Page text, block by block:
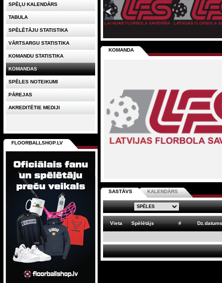
KOMANDA
SASTĀVS KALENDĀRS
Vieta Spēlētājs # Dz.datums
SPĒĻU KALENDĀRS
TABULA
SPĒLĒTĀJU STATISTIKA
VĀRTSARGU STATISTIKA
KOMANDU STATISTIKA
KOMANDAS
SPĒLES NOTEIKUMI
PĀREJAS
AKREDITĒTIE MEDIJI
FLOORBALLSHOP.LV